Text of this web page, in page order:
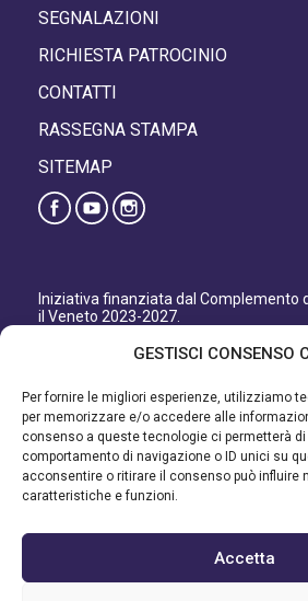
GESTISCI CONSENSO
Per fornire le migliori esperienze, utilizziamo
per memorizzare e/o accedere alle
consenso a queste tecnologie ci permetterà di
comportamento di navigazione o ID unici su
acconsentire o ritirare il consenso può influire
caratteristiche e funzioni.
Accetta
SEGNALAZIONI
RICHIESTA PATROCINIO
CONTATTI
RASSEGNA STAMPA
SITEMAP
Iniziativa finanziata dal Complemento
il Veneto 2023-2027.
Organismo responsabile
Autorità di Gestione regionale: Regione
Direzione AdG FEASR Bonifica e
Iniziativa finanziata dal Programma di
Veneto 2014-2022.
Organismo responsabile